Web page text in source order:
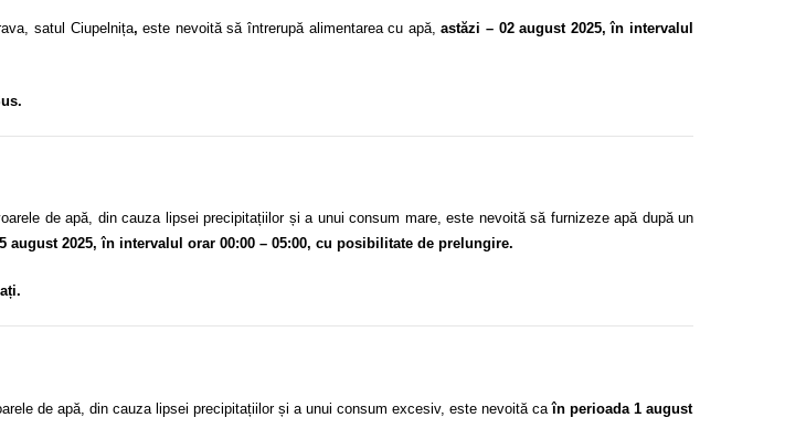
satul Ciupelnița,este nevoită să întrerupă alimentarea cu apă,astăzi – 02 august 2025, în intervalul
de apă, din cauza lipsei precipitațiilor și a unui consum mare, este nevoită să furnizeze apă după un
august 2025, în intervalul orar 00:00 – 05:00, cu posibilitate de prelungire.
de apă, din cauza lipsei precipitațiilor și a unui consum excesiv, este nevoită caîn perioada 1 august